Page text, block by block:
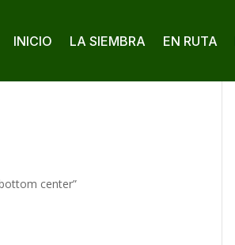
INICIO LA SIEMBRA EN RUTA
center”